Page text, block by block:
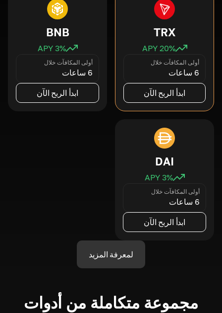
TRX
20% APY
أولى المكافآت خلال
6 ساعات
ابدأ الربح الآن
BNB
3% APY
أولى المكافآت خلال
6 ساعات
ابدأ الربح الآن
DAI
3% APY
أولى المكافآت خلال
6 ساعات
ابدأ الربح الآن
لمعرفة المزيد
مجموعة متكاملة من أدوات